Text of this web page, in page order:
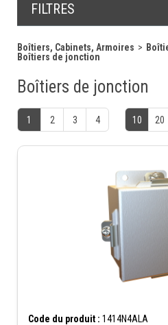
FILTRES
Boîtiers, Cabinets, Armoires
Boîtiers de jonction
Boîtiers de jonction
1 2 3 4 10 20
Code du produit : 1414N4ALA